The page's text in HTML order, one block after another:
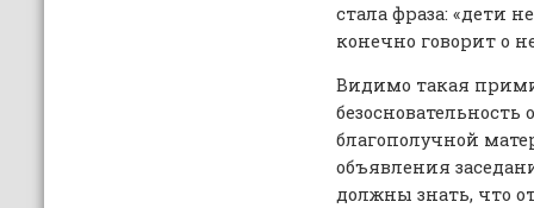
стала фраза: «дети
конечно говорит о
Видимо такая
благополучной
объявления
должны знать, что